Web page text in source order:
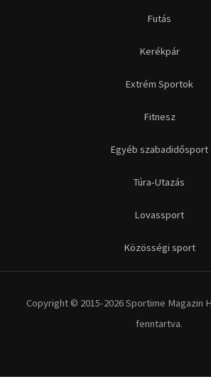
Futás
Kerékpár
Extrém Sportok
Fitnesz
Egyéb szabadidősport
Túra-Utazás
Lovassport
Közösségi sport
Copyright © 2015-2026 Sportime Magazin
fenntartva.